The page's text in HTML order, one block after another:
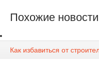
Похожие новости
Как избавиться от